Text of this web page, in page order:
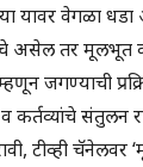
यावर वेगळा
असेल तर मूलभूत
जगण्याची
संतुलन
टीव्ही चॅनेलवर